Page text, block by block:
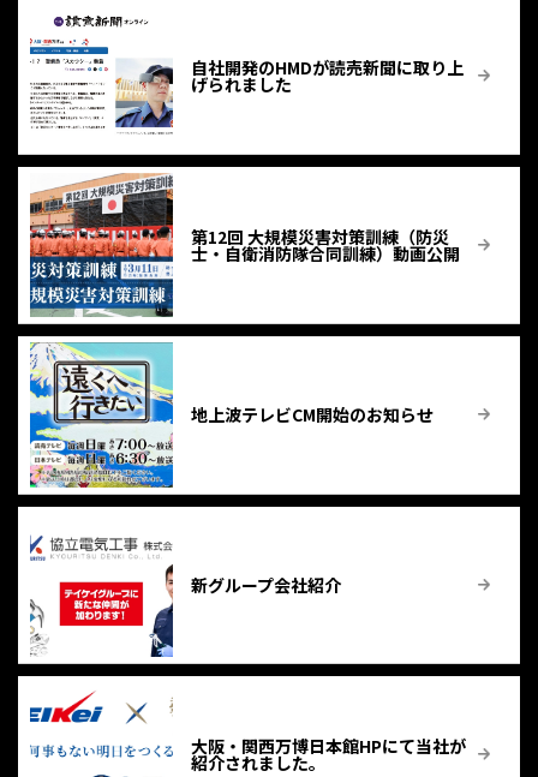
自社開発のHMDが読売新聞に取り上
げられました
第12回 大規模災害対策訓練（防災
士・自衛消防隊合同訓練）動画公開
地上波テレビCM開始のお知らせ
新グループ会社紹介
大阪・関西万博日本館HPにて当社が
紹介されました。